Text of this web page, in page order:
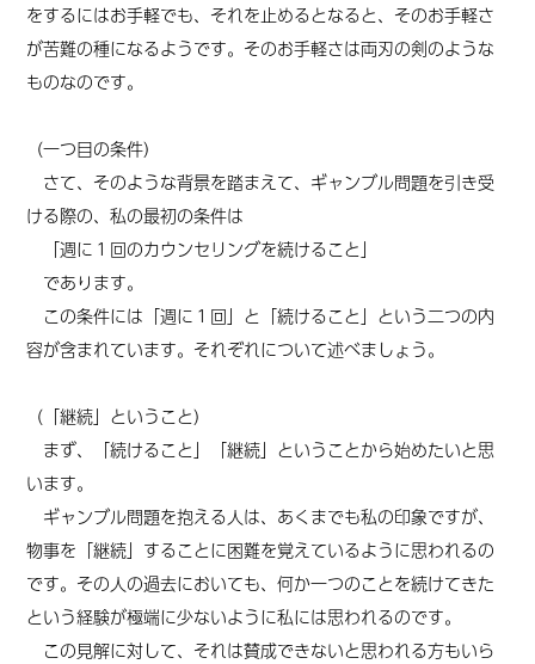
をするにはお手軽でも、それを止めるとなると、そのお手軽さ
が苦難の種になるようです。そのお手軽さは両刃の剣のような
ものなのです。
（一つ目の条件）
さて、そのような背景を踏まえて、ギャンブル問題を引き受
ける際の、私の最初の条件は
「週に１回のカウンセリングを続けること」
であります。
この条件には「週に１回」と「続けること」という二つの内
容が含まれています。それぞれについて述べましょう。
（「継続」ということ）
まず、「続けること」「継続」ということから始めたいと思
います。
ギャンブル問題を抱える人は、あくまでも私の印象ですが、
物事を「継続」することに困難を覚えているように思われるの
です。 その人の過去においても、何か一つのことを続けてきた
という経験が極端に少ないように私には思われるのです。
この見解に対して、それは賛成できないと思われる方もいら